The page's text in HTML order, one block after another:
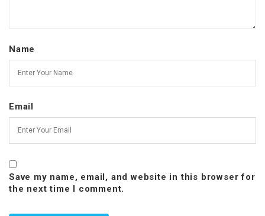
Name
Email
Save my name, email, and website in this browser for
the next time I comment.